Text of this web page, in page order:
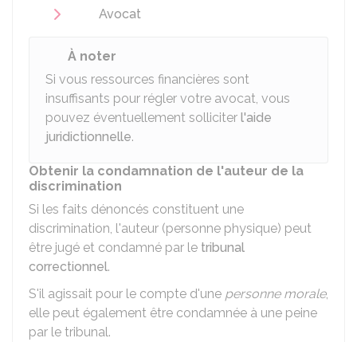
Avocat
À noter
Si vous ressources financières sont
insuffisants pour régler votre avocat, vous
pouvez éventuellement solliciter l'aide
juridictionnelle.
Obtenir la condamnation de l'auteur de la
discrimination
Si les faits dénoncés constituent une
discrimination, l'auteur (personne physique) peut
être jugé et condamné par le tribunal
correctionnel.
S'il agissait pour le compte d'une personne morale,
elle peut également être condamnée à une peine
par le tribunal.